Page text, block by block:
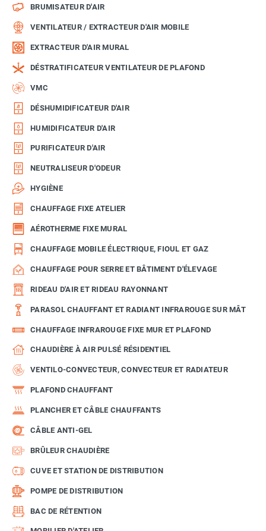
BRUMISATEUR D'AIR
VENTILATEUR / EXTRACTEUR D'AIR MOBILE
EXTRACTEUR D'AIR MURAL
DÉSTRATIFICATEUR VENTILATEUR DE PLAFOND
VMC
DÉSHUMIDIFICATEUR D'AIR
HUMIDIFICATEUR D'AIR
PURIFICATEUR D'AIR
NEUTRALISEUR D'ODEUR
HYGIÈNE
CHAUFFAGE FIXE ATELIER
AÉROTHERME FIXE MURAL
CHAUFFAGE MOBILE ÉLECTRIQUE, FIOUL ET GAZ
CHAUFFAGE POUR SERRE ET BÂTIMENT D'ÉLEVAGE
RIDEAU D'AIR ET RIDEAU RAYONNANT
PARASOL CHAUFFANT ET RADIANT INFRAROUGE SUR MÂT
CHAUFFAGE INFRAROUGE FIXE MUR ET PLAFOND
CHAUDIÈRE À AIR PULSÉ RÉSIDENTIEL
VENTILO-CONVECTEUR, CONVECTEUR ET RADIATEUR
PLAFOND CHAUFFANT
PLANCHER ET CÂBLE CHAUFFANTS
CÂBLE ANTI-GEL
BRÛLEUR CHAUDIÈRE
CUVE ET STATION DE DISTRIBUTION
POMPE DE DISTRIBUTION
BAC DE RÉTENTION